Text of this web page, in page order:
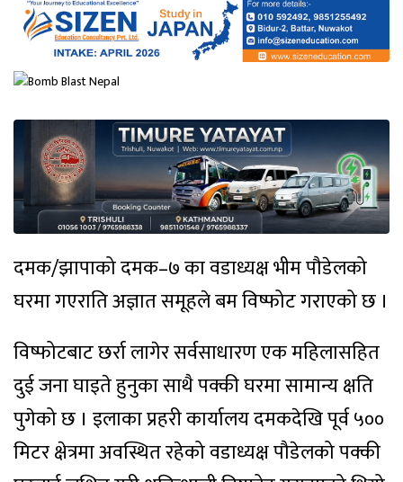
दमक/झापाको दमक–७ का वडाध्यक्ष भीम पौडेलको
घरमा गएराति अज्ञात समूहले बम विष्फोट गराएको छ ।
विष्फोटबाट छर्रा लागेर सर्वसाधारण एक महिलासहित
दुई जना घाइते हुनुका साथै पक्की घरमा सामान्य क्षति
पुगेको छ । इलाका प्रहरी कार्यालय दमकदेखि पूर्व ५००
मिटर क्षेत्रमा अवस्थित रहेको वडाध्यक्ष पौडेलको पक्की